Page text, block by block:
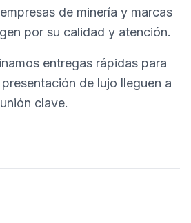
de minería y marcas
por su calidad y atención.
entregas rápidas para
de lujo lleguen a
clave.